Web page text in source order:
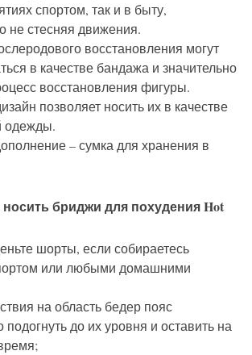
спортом, так и в быту,
нестесняя движения.
восстановления могут
в качестве бандажа и значительно
восстановления фигуры.
позволяет носить их в качестве
одежды.
–сумкадля хранения в
носить бриджи для похуденияHot
шорты, если собираетесь
или любыми домашними
наобласть бедер пояс
подогнутьдо ихуровня и оставить на
;